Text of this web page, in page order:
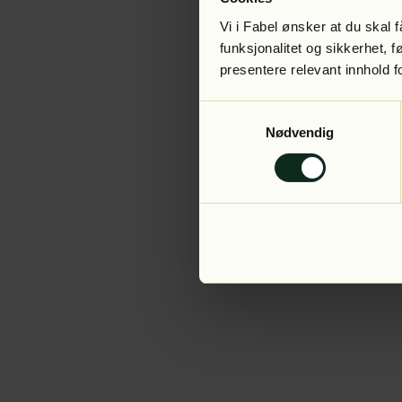
Vi i Fabel ønsker at du skal
funksjonalitet og sikkerhet,
presentere relevant innhold
Nødvendig
Application